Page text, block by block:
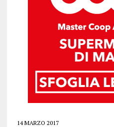
14 MARZO 2017